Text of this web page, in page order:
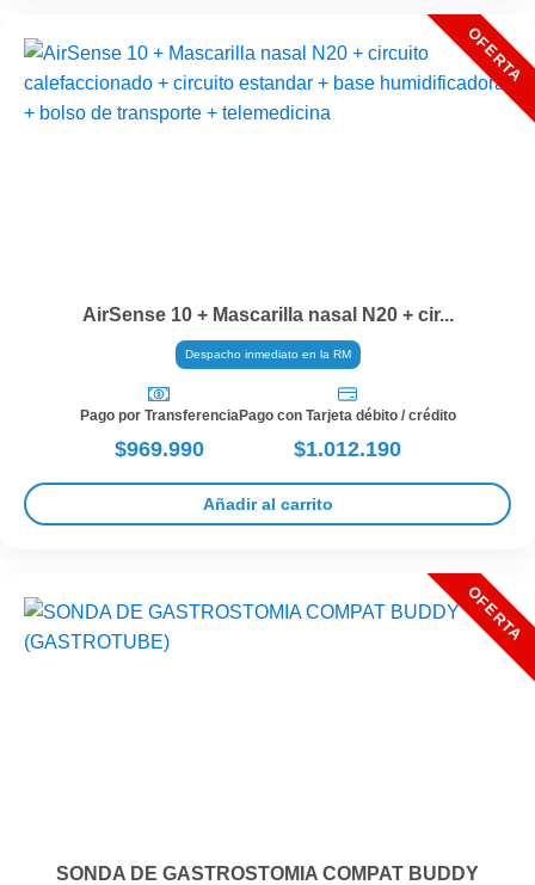
AirSense 10 + Mascarilla nasal N20 + cir...
Despacho inmediato en la RM
Pago por Transferencia
$969.990
Pago con Tarjeta débito / crédito
$1.012.190
Añadir al carrito
SONDA DE GASTROSTOMIA COMPAT BUDDY